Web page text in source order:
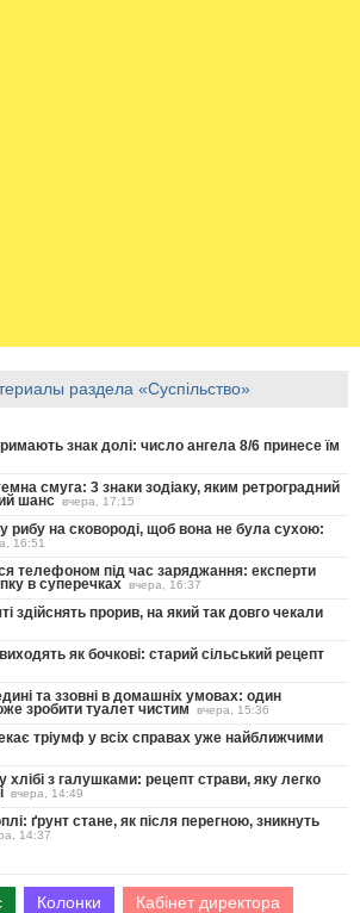
раздела «Суспільство»
знак долі: число ангела 8/6 принесе їм
смуга: 3 знаки зодіаку, яким ретроградний
шанс вчера, 17:15
рибу на сковороді, щоб вона не була сухою:
16:51
телефоном під час заряджання: експерти
в суперечках вчера, 16:37
здійснять прорив, на який так довго чекали
як бочкові: старий сільський рецепт
та ззовні в домашніх умовах: один
зробити туалет чистим вчера, 15:36
тріумф у всіх справах уже найближчими
хлібі з галушками: рецепт страви, яку легко
вчера, 14:49
ґрунт стане, як після перегною, зникнуть
14:37
Колонки Кабінет директора